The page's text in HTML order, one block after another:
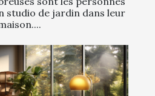
studio de jardin dans leur